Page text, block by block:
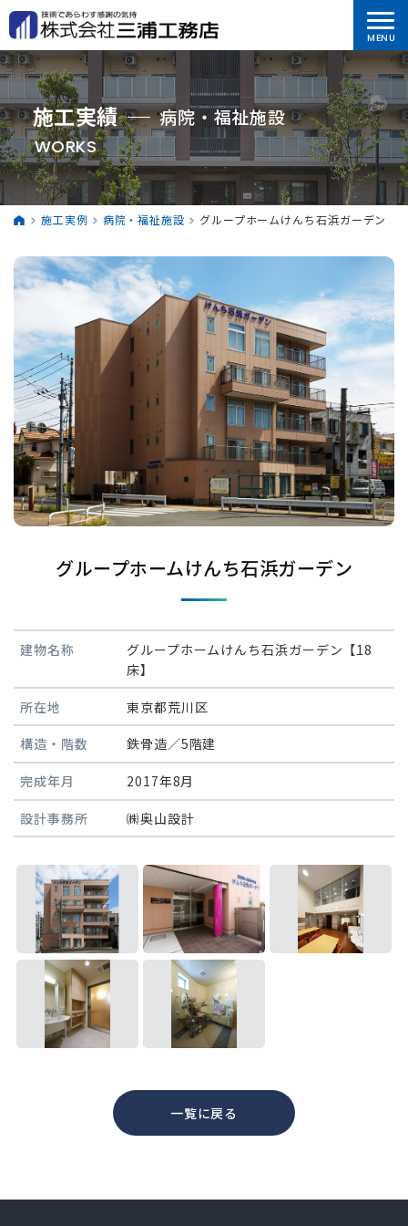
施工実績 病院・福祉施設
WORKS
施工実例 病院・福祉施設 グループホームけんち石浜ガーデン
グループホームけんち石浜ガーデン
建物名称
グループホームけんち石浜ガーデン【18
床】
所在地 東京都荒川区
構造・階数 鉄骨造／5階建
完成年月 2017年8月
設計事務所 ㈱奥山設計
一覧に戻る